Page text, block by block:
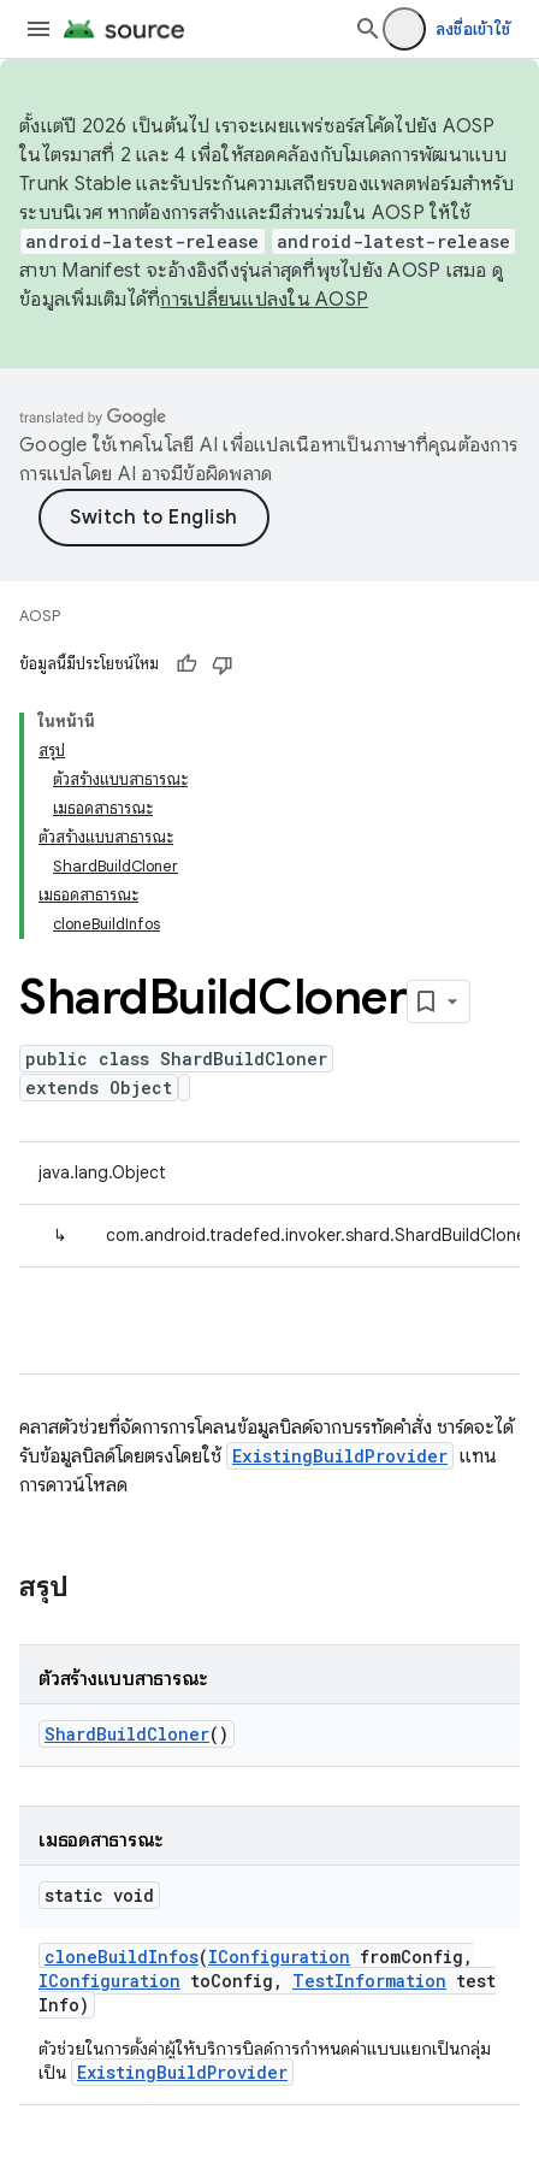
ลงชื่อเข้าใช้
ตั้งแต่ปี 2026 เป็นต้นไป เราจะเผยแพร่ซอร์สโค้ดไปยัง AOSP
ในไตรมาสที่ 2 และ 4 เพื่อให้สอดคล้องกับโมเดลการพัฒนาแบบ
Trunk Stable และรับประกันความเสถียรของแพลตฟอร์มสำหรับ
ระบบนิเวศ หากต้องการสร้างและมีส่วนร่วมใน AOSP ให้ใช้
android-latest-release android-latest-release
สาขา Manifest จะอ้างอิงถึงรุ่นล่าสุดที่พุชไปยัง AOSP เสมอ ดู
ข้อมูลเพิ่มเติมได้ที่การเปลี่ยนแปลงใน AOSP
Google ใช้เทคโนโลยี AI เพื่อแปลเนื้อหาเป็นภาษาที่คุณต้องการ
การแปลโดย AI อาจมีข้อผิดพลาด
AOSP
ข้อมูลนี้มีประโยชน์ไหม
ในหน้านี้
สรุป
ตัวสร้างแบบสาธารณะ
เมธอดสาธารณะ
ตัวสร้างแบบสาธารณะ
ShardBuildCloner
เมธอดสาธารณะ
cloneBuildInfos
ShardBuildCloner
public class ShardBuildCloner
extends Object
java.lang.Object
↳ com.android.tradefed.invoker.shard.ShardBuildCloner
คลาสตัวช่วยที่จัดการการโคลนข้อมูลบิลด์จากบรรทัดคำสั่ง ชาร์ดจะได้
รับข้อมูลบิลด์โดยตรงโดยใช้ ExistingBuildProvider แทน
การดาวน์โหลด
สรุป
ตัวสร้างแบบสาธารณะ
ShardBuildCloner()
เมธอดสาธารณะ
static void
cloneBuildInfos(IConfiguration fromConfig ,
IConfiguration toConfig , TestInformation test
Info)
ตัวช่วยในการตั้งค่าผู้ให้บริการบิลด์การกำหนดค่าแบบแยกเป็นกลุ่ม
เป็น ExistingBuildProvider